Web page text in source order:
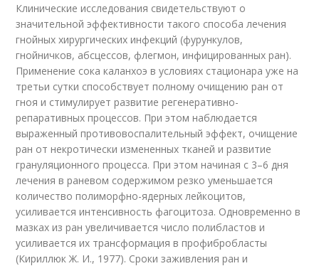
Клинические исследования свидетельствуют о
значительной эффективности такого способа лечения
гнойных хирургических инфекций (фурункулов,
гнойничков, абсцессов, флегмон, инфицированных ран).
Применение сока каланхоэ в условиях стационара уже на
третьи сутки способствует полному очищению ран от
гноя и стимулирует развитие регенеративно-
репаративных процессов. При этом наблюдается
выраженный противовоспалительный эффект, очищение
ран от некротически измененных тканей и развитие
грануляционного процесса. При этом начиная с 3–6 дня
лечения в раневом содержимом резко уменьшается
количество полиморфно-ядерных лейкоцитов,
усиливается интенсивность фагоцитоза. Одновременно в
мазках из ран увеличивается число полибластов и
усиливается их трансформация в профибробласты
(Кириллюк Ж. И., 1977). Сроки заживления ран и